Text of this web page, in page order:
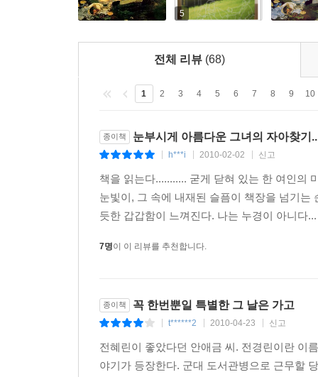
사랑에 관한 한, 사람들은 자기의 감정에 엄청난
고귀하다. 내 사랑에 대한 권한이 있는 만큼
세 노르말 c’est normal, 이 표현은 극복하거나
뜻으로 쓰인다고 했다.
세 노르말 c’est normal, 어떤 일이 일어나도, 그
나의 웃음이 도처에서 사랑처럼 보였다 해도,
5
전체 리뷰 (68)
1 2 3 4 5 6 7 8 9 10
종이책 눈부시게 아름다운 그녀의 자아찾기
h***i 2010-02-02 신고
책을 읽는다........... 굳게 닫혀 있는 한 여인의
눈빛이, 그 속에 내재된 슬픔이 책장을 넘기
듯한 갑갑함이 느껴진다. 나는 누경이 아니다
7명이 이 리뷰를 추천합니다.
종이책 꼭 한번뿐일 특별한 그 날은 가고
t******2 2010-04-23 신고
전혜린이 좋았다던 안애금 씨. 전경린이란 이
야기가 등장한다. 군대 도서관병으로 근무할